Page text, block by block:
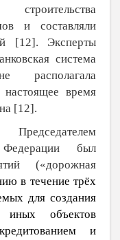
и составляли
[12]. Эксперты
система
располагала
время
[12].
Федерации был
(«дорожная
в течение трёх
для создания
объектов
и